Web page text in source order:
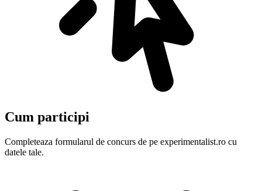
Cum participi
Completeaza formularul de concurs de pe experimentalist.ro cu
datele tale.